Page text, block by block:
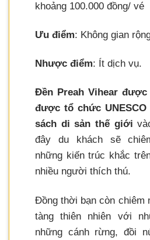
khoảng 100.000 đồng/ vé
Ưu điểm: Không gian
Nhược điểm: Ít dịch vụ.
Đền Preah Vihear
được tổ chức
sách di sản thế giới
đây du khách sẽ
những kiến trúc khắc
nhiều người thích thú.
Đồng thời bạn còn chiêm
tàng thiên nhiên với
những cánh rừng, đồi